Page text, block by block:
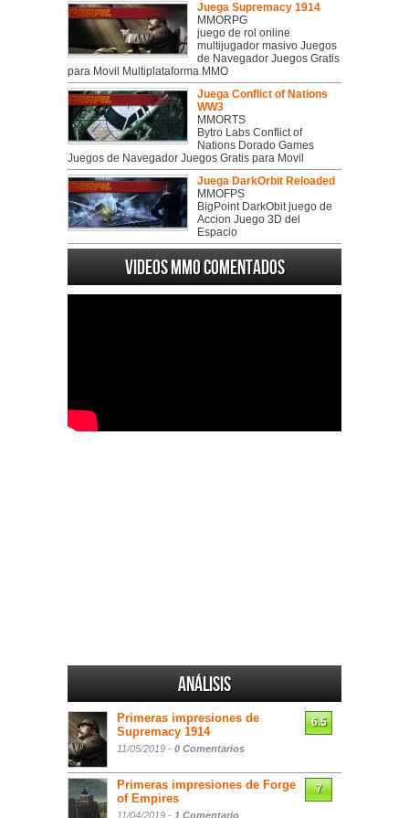
Juega Supremacy 1914
MMORPG
juego de rol online
multijugador masivo Juegos
de Navegador Juegos Gratis
para Movil Multiplataforma MMO
Juega Conflict of Nations
WW3
MMORTS
Bytro Labs Conflict of
Nations Dorado Games
Juegos de Navegador Juegos Gratis para Movil
Juega DarkOrbit Reloaded
MMOFPS
BigPoint DarkObit juego de
Accion Juego 3D del
Espacio
Videos MMO Comentados
Análisis
Primeras impresiones de
Supremacy 1914
11/05/2019 - 0 Comentarios
6.5
Primeras impresiones de Forge
of Empires
11/04/2019 - 1 Comentario
7